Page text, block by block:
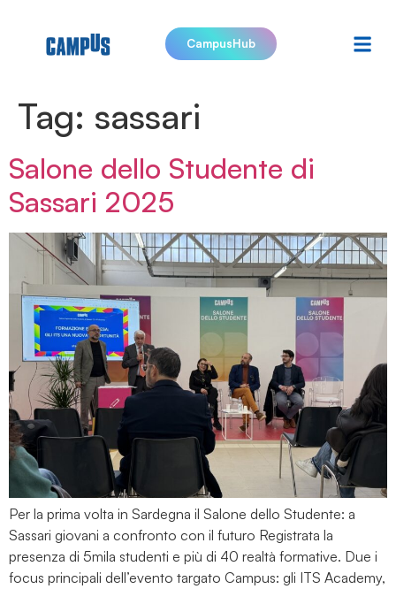
CampusHub
Tag: sassari
Salone dello Studente di
Sassari 2025
Per la prima volta in Sardegna il Salone dello Studente: a
Sassari giovani a confronto con il futuro Registrata la
presenza di 5mila studenti e più di 40 realtà formative. Due i
focus principali dell’evento targato Campus: gli ITS Academy,